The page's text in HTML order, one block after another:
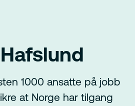
1000 ansatte på jobb
at Norge har tilgang